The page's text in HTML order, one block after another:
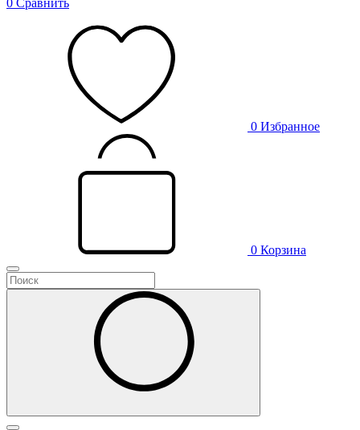
0 Сравнить
0 Избранное
0 Корзина